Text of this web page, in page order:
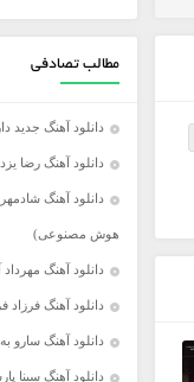
مطالب تصادفی
دانلود آهنگ جدید
دانلود آهنگ رضا
دانلود آهنگ
هوش مصنوعی)
دانلود آهنگ
دانلود آهنگ فرزاد
دانلود آهنگ سارو
دانلود آهنگ سینا